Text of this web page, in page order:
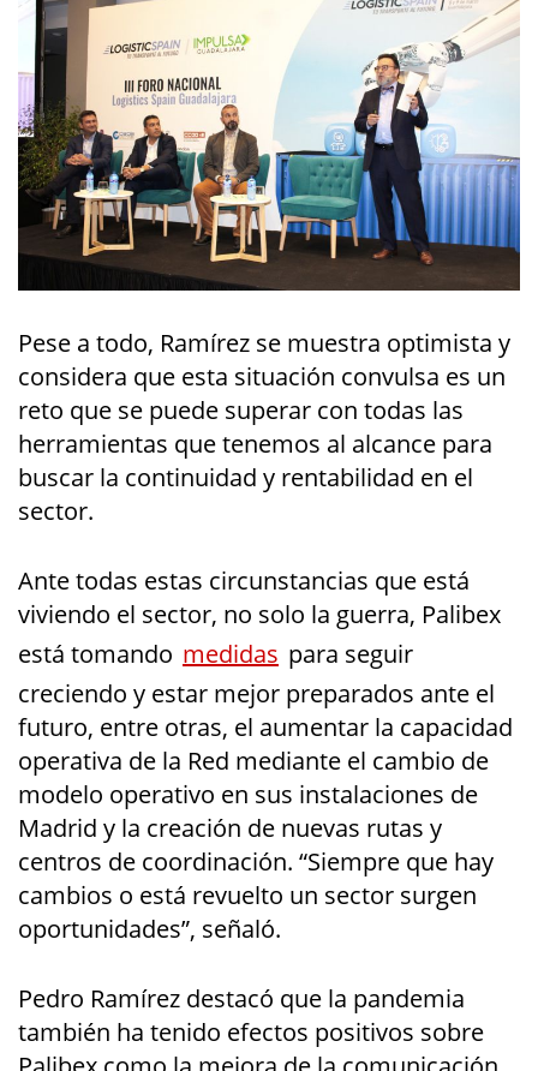
Pese a todo, Ramírez se muestra optimista y
considera que esta situación convulsa es un
reto que se puede superar con todas las
herramientas que tenemos al alcance para
buscar la continuidad y rentabilidad en el
sector.
Ante todas estas circunstancias que está
viviendo el sector, no solo la guerra, Palibex
está tomando medidas para seguir
creciendo y estar mejor preparados ante el
futuro, entre otras, el aumentar la capacidad
operativa de la Red mediante el cambio de
modelo operativo en sus instalaciones de
Madrid y la creación de nuevas rutas y
centros de coordinación. “Siempre que hay
cambios o está revuelto un sector surgen
oportunidades”, señaló.
Pedro Ramírez destacó que la pandemia
también ha tenido efectos positivos sobre